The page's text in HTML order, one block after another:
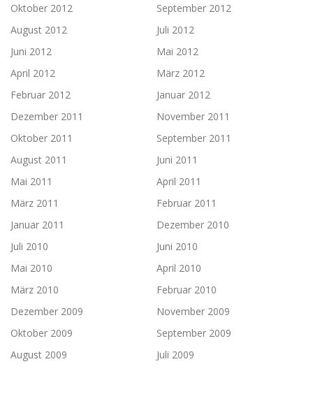
Oktober 2012
September 2012
August 2012
Juli 2012
Juni 2012
Mai 2012
April 2012
März 2012
Februar 2012
Januar 2012
Dezember 2011
November 2011
Oktober 2011
September 2011
August 2011
Juni 2011
Mai 2011
April 2011
März 2011
Februar 2011
Januar 2011
Dezember 2010
Juli 2010
Juni 2010
Mai 2010
April 2010
März 2010
Februar 2010
Dezember 2009
November 2009
Oktober 2009
September 2009
August 2009
Juli 2009